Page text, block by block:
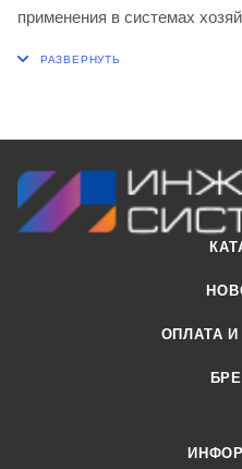
применения в системах
Также он успешно заменяет
канализационной трубы,
и проникновения в здание
ОПЛАТА